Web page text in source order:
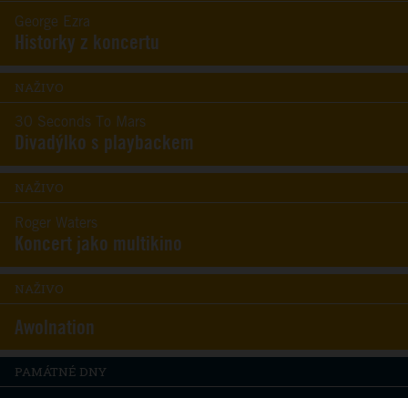
George Ezra
Historky z koncertu
NAŽIVO
30 Seconds To Mars
Divadýlko s playbackem
NAŽIVO
Roger Waters
Koncert jako multikino
NAŽIVO
Awolnation
PAMÁTNÉ DNY